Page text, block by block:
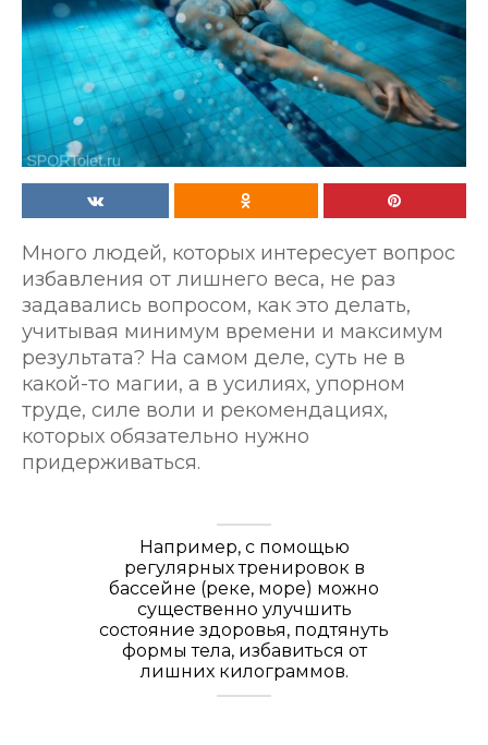
Много людей, которых интересует вопрос
избавления от лишнего веса, не раз
задавались вопросом, как это делать,
учитывая минимум времени и максимум
результата? На самом деле, суть не в
какой-то магии, а в усилиях, упорном
труде, силе воли и рекомендациях,
которых обязательно нужно
придерживаться.
Например, с помощью
регулярных тренировок в
бассейне (реке, море) можно
существенно улучшить
состояние здоровья, подтянуть
формы тела, избавиться от
лишних килограммов.